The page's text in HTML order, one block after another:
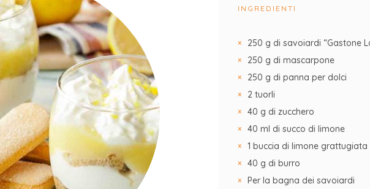
INGREDIENTI
250 g di savoiardi “Gastone
250 g di mascarpone
250 g di panna per dolci
2 tuorli
40 g di zucchero
40 ml di succo di limone
1 buccia di limone grattugiata
40 g di burro
Per la bagna dei savoiardi